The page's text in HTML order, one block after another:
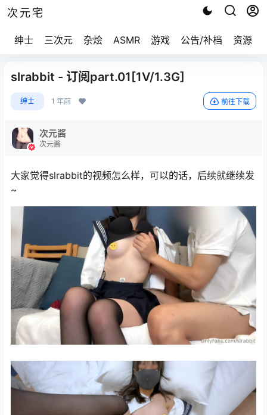
次元宅
绅士 三次元 杂烩 ASMR 游戏 公告/补档 资源求
slrabbit - 订阅part.01[1V/1.3G]
绅士 1 年前 前往下载
次元酱
次元酱
大家觉得slrabbit的视频怎么样，可以的话，后续就继续发
~